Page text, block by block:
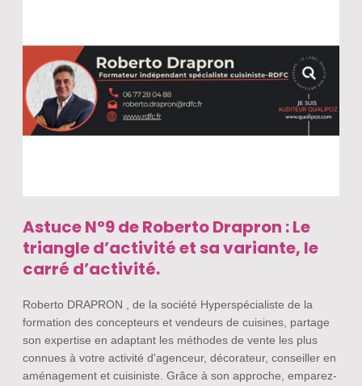
Astuce N°9 de Roberto Drapron : Le
triangle d’activité et sa variante, le
carré d’activité.
Roberto DRAPRON , de la société Hyperspécialiste de la
formation des concepteurs et vendeurs de cuisines, partage
son expertise en adaptant les méthodes de vente les plus
connues à votre activité d'agenceur, décorateur, conseiller en
aménagement et cuisiniste. Grâce à son approche, emparez-